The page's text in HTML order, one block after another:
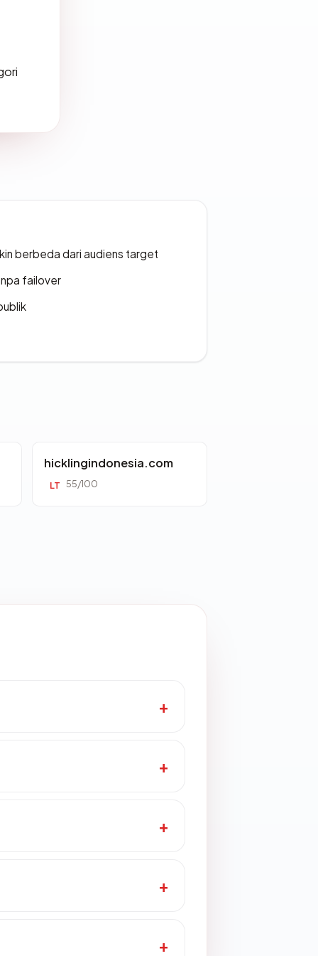
berbeda dari audiens target
failover
hicklingindonesia.com
LT 55/100